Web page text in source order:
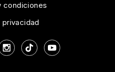
condiciones
privacidad